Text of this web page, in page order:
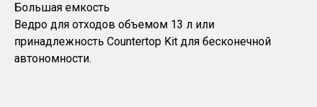
Большая емкость
Ведро для отходов объемом 13 л или
принадлежность Countertop Kit для бесконечной
автономности.